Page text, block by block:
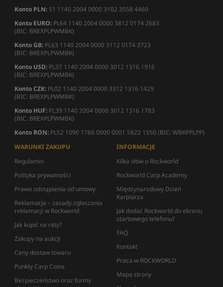
Konto PLN: 51 1140 2004 0000 3102 3558 4460
Konto EURO: PL64 1140 2004 0000 3812 0174 2683
(BIC: BREXPLPWMBK)
Konto GB: PL63 1140 2004 0000 3112 0174 3723
(BIC: BREXPLPWMBK)
Konto USD: PL37 1140 2004 0000 3012 1316 1916
(BIC: BREXPLPWMBK)
Konto CZK: PL02 1140 2004 0000 3312 1316 1429
(BIC: BREXPLPWMBK)
Konto HUF: PL39 1140 2004 0000 3012 1316 1783
(BIC: BREXPLPWMBK)
Konto RON: PL52 1090 1766 0000 0001 5822 1550 (BIC: WBKPPLPP)
WARUNKI ZAKUPU
Regulamin
Polityka prywatności
Prawo odstąpienia od umowy
Reklamacje – zasady zgłaszania
reklamacji w Rockworld
Jak kupić na raty?
Zakupy na aukcji
Ceny dostaw towaru
Punkty Carp Coins
Bezpieczeństwo oraz formy
INFORMACJE
Kilka słów o Rockworld
Rockworld Carp Academy
Międzynarodowy Dzień
Karpiarza
Jak dodać Rockworld do ekranu
startowego telefonu?
FAQ
Kontakt
Praca w ROCKWORLD
Mapa strony